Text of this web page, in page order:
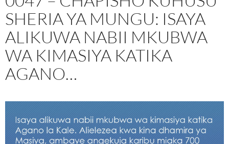
SHERIA YA MUNGU: ISAYA
ALIKUWA NABII MKUBWA
WA KIMASIYA KATIKA
AGANO…